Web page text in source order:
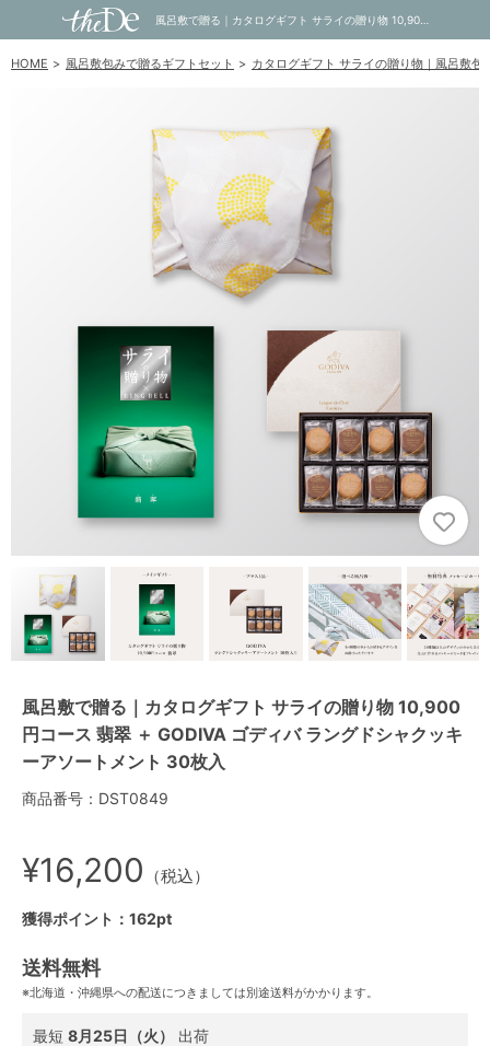
風呂敷で贈る｜カタログギフト サライの贈り物 10,900円コース 翡翠 ＋ GODIVA ゴディバ ラングドシャクッキーアソートメント 30枚入｜内祝い・お祝い・ギフト・贈り物の通販サイトtheDe(ザディー)
HOME 風呂敷包みで贈るギフトセット カタログギフト サライの贈り物｜風呂敷包
風呂敷で贈る｜カタログギフト サライの贈り物 10,900
円コース 翡翠 ＋ GODIVA ゴディバ ラングドシャクッキ
ーアソートメント 30枚入
商品番号：DST0849
¥16,200 （税込）
獲得ポイント：162pt
送料無料
※北海道・沖縄県への配送につきましては別途送料がかかります。
最短 8月25日（火） 出荷